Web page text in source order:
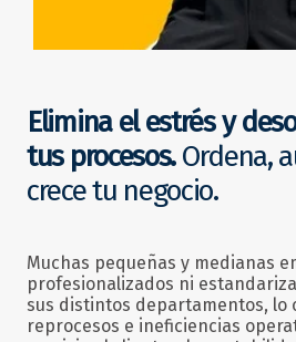
Elimina el estrés y
tus procesos.Ordena,
crece tu negocio.
Muchas pequeñas y medianas
profesionalizados ni
sus distintos departamentos, lo
reprocesos e ineficiencias